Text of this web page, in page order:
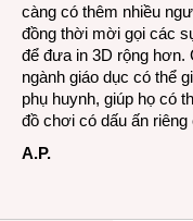
càng có thêm nhiều
đồng thời mời gọi các
để đưa in 3D rộng
ngành giáo dục có thể
phụ huynh, giúp họ có
đồ chơi có dấu ấn riêng
A.P.